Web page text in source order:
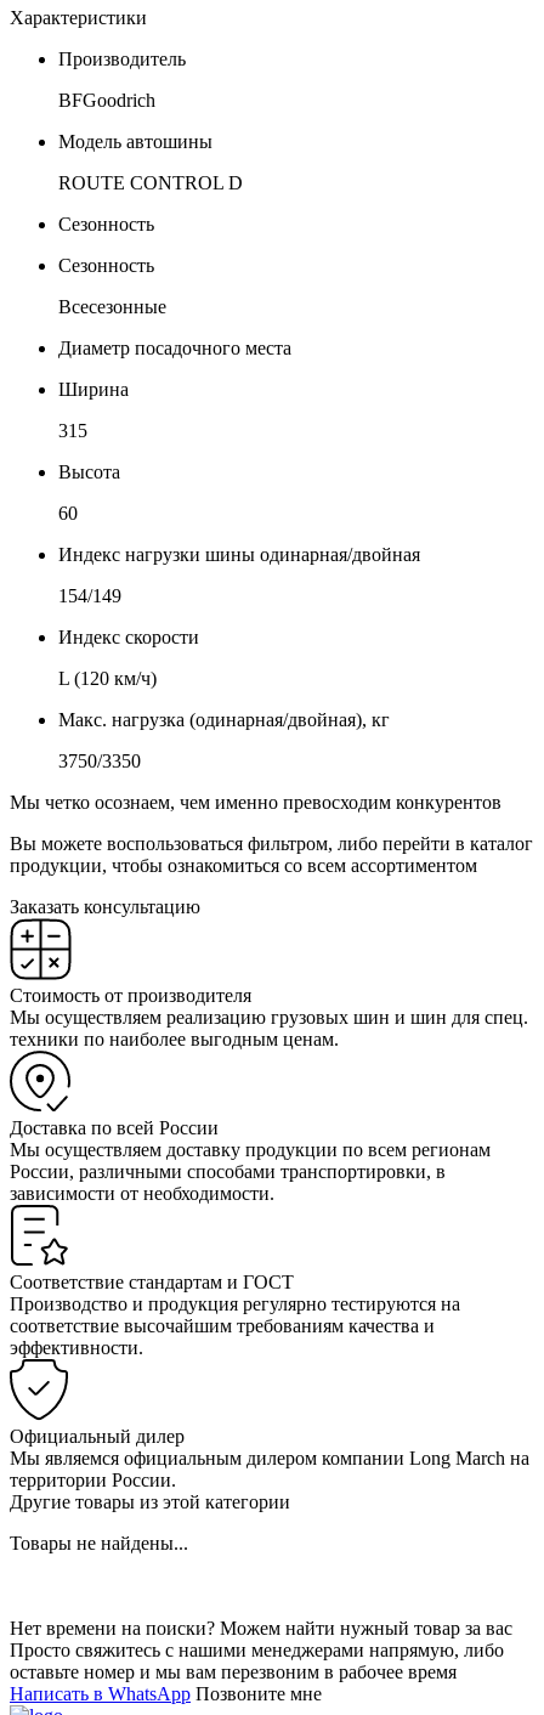
Характеристики
Производитель
BFGoodrich
Модель автошины
ROUTE CONTROL D
Сезонность
Сезонность
Всесезонные
Диаметр посадочного места
Ширина
315
Высота
60
Индекс нагрузки шины одинарная/двойная
154/149
Индекс скорости
L (120 км/ч)
Макс. нагрузка (одинарная/двойная), кг
3750/3350
Мы четко осознаем, чем именно превосходим конкурентов
Вы можете воспользоваться фильтром, либо перейти в каталог
продукции, чтобы ознакомиться со всем ассортиментом
Заказать консультацию
Стоимость от производителя
Мы осуществляем реализацию грузовых шин и шин для спец.
техники по наиболее выгодным ценам.
Доставка по всей России
Мы осуществляем доставку продукции по всем регионам
России, различными способами транспортировки, в
зависимости от необходимости.
Соответствие стандартам и ГОСТ
Производство и продукция регулярно тестируются на
соответствие высочайшим требованиям качества и
эффективности.
Официальный дилер
Мы являемся официальным дилером компании Long March на
территории России.
Другие товары из этой категории
Товары не найдены...
Нет времени на поиски? Можем найти нужный товар за вас
Просто свяжитесь с нашими менеджерами напрямую, либо
оставьте номер и мы вам перезвоним в рабочее время
Написать в WhatsApp Позвоните мне